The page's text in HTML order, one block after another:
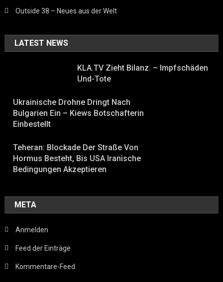
Outside 38 – Neues aus der Welt
LATEST NEWS
KLA.TV Zieht Bilanz. – Impfschäden
Und-Tote
Ukrainische Drohne Dringt Nach
Bulgarien Ein – Kiews Botschafterin
Einbestellt
Teheran: Blockade Der Straße Von
Hormus Besteht, Bis USA Iranische
Bedingungen Akzeptieren
META
Anmelden
Feed der Einträge
Kommentare-Feed